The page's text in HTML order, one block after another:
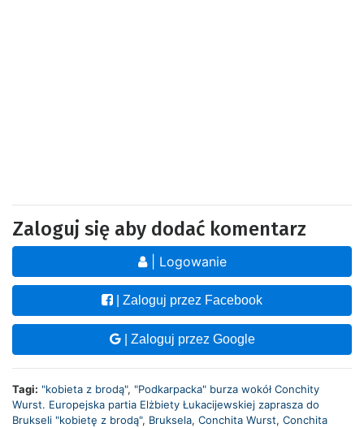
Zaloguj się aby dodać komentarz
| Logowanie
| Zaloguj przez Facebook
| Zaloguj przez Google
Tagi: "kobieta z brodą", "Podkarpacka" burza wokół Conchity
Wurst. Europejska partia Elżbiety Łukacijewskiej zaprasza do
Brukseli "kobietę z brodą", Bruksela, Conchita Wurst, Conchita